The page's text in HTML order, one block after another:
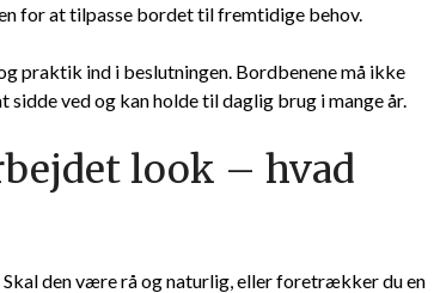
for at tilpasse bordet til fremtidige behov.
praktik ind i beslutningen. Bordbenene må ikke
ved og kan holde til daglig brug i mange år.
look – hvad
den være rå og naturlig, eller foretrækker du en